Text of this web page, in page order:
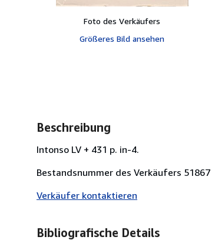
Foto des Verkäufers
Größeres Bild ansehen
Beschreibung
Intonso LV + 431 p. in-4.
Bestandsnummer des Verkäufers 51867
Verkäufer kontaktieren
Bibliografische Details